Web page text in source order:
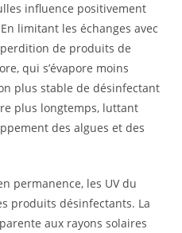
influence positivement
limitant les échanges avec
de produits de
qui s’évapore moins
plus stable de désinfectant
plus longtemps, luttant
des algues et des
permanence, les UV du
produits désinfectants. La
aux rayons solaires